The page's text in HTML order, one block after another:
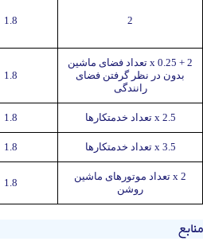
2
1.8
2 + 0.25 x تعداد فضای ماشین
بدون در نظر گرفتن فضای
رانندگی
1.8
2.5 x تعداد خدمتکارها 1.8
3.5 x تعداد خدمتکارها 1.8
2 x تعداد موتورهای ماشین
روشن
1.8
منابع